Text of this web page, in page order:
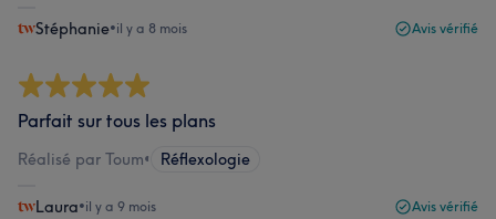
Stéphanie•il y a 8 mois Avis vérifié
Parfait sur tous les plans
Réalisé par Toum• Réflexologie
Laura•il y a 9 mois Avis vérifié